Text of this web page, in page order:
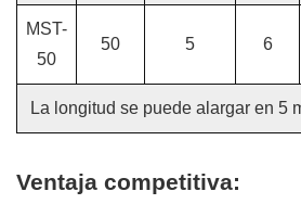
MST-
50
50 5 6
La longitud se puede alargar en 5
Ventaja competitiva: